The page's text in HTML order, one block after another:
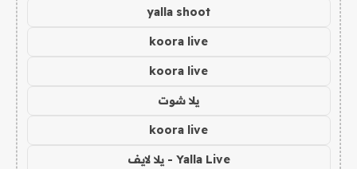
yalla shoot
koora live
koora live
يلا شوت
koora live
Yalla Live - يلا لايف